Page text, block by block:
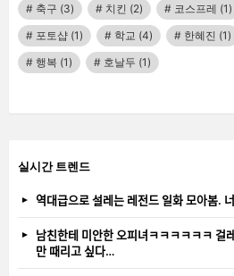
축구 (3) 치킨 (2) 코스프레 (1)
포토샵 (1) 학교 (4) 한혜진 (1)
행복 (1) 호날두 (1)
실시간 트렌드
역대급으로 설레는 레전드 일화 모아봄.
남친한테 미안한 오피녀ㅋㅋㅋㅋㅋㅋ
만 때리고 싶다…